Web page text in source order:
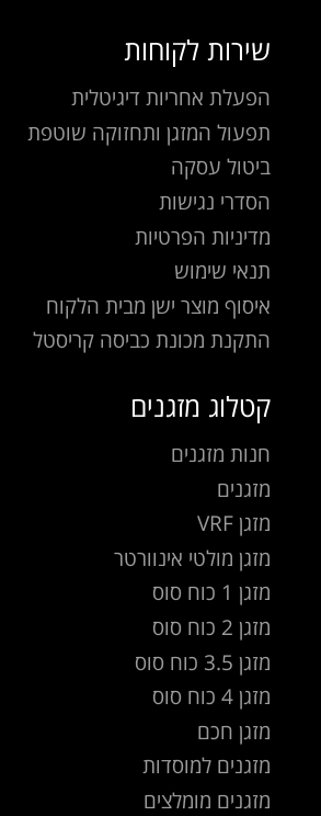
שירות לקוחות
הפעלת אחריות דיגיטלית
תפעול המזגן ותחזוקה שוטפת
ביטול עסקה
הסדרי נגישות
מדיניות הפרטיות
תנאי שימוש
איסוף מוצר ישן מבית הלקוח
התקנת מכונת כביסה קריסטל
קטלוג מזגנים
חנות מזגנים
מזגנים
מזגן VRF
מזגן מולטי אינוורטר
מזגן 1 כוח סוס
מזגן 2 כוח סוס
מזגן 3.5 כוח סוס
מזגן 4 כוח סוס
מזגן חכם
מזגנים למוסדות
מזגנים מומלצים